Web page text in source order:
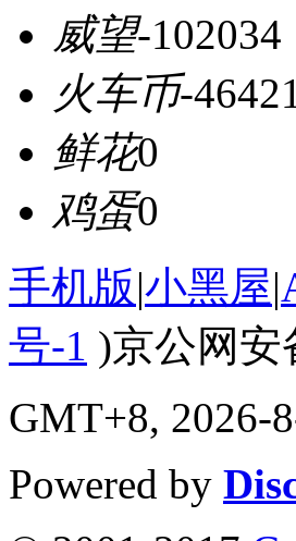
威望-102034
火车币-
鲜花0
鸡蛋0
手机版|小黑屋|
号-1 )京公网安
GMT+8, 2026-
Powered by